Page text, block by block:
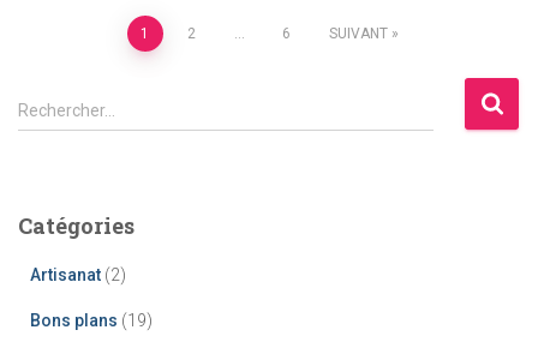
Pagination
des
1 2 6 SUIVANT
R
e
r
Rechercher…
Catégories
Artisanat (2)
Bons plans (19)